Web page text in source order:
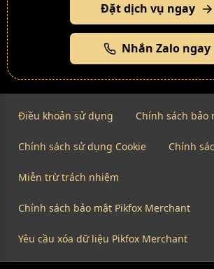
Đặt dịch vụ ngay
Nhắn Zalo ngay
Điều khoản sử dụng Chính sách bảo
Chính sách sử dụng Cookie Chính
Miễn trừ trách nhiệm
Chính sách bảo mật Pikfox Merchant
Yêu cầu xóa dữ liệu Pikfox Merchant